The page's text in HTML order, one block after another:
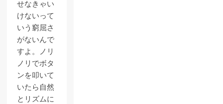
せなきゃい
けないって
いう窮屈さ
がないんで
すよ。ノリ
ノリでボタ
ンを叩いて
いたら自然
とリズムに